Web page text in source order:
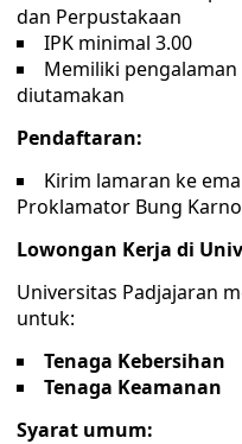
dan Perpustakaan
IPK minimal 3.00
Memiliki
diutamakan
Pendaftaran:
Kirim lamaran ke
Proklamator Bung
Lowongan Kerja di
Universitas Padjajaran
untuk:
Tenaga Kebersihan
Tenaga Keamanan
Syarat umum: